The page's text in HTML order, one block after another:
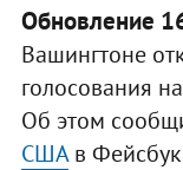
Обновление
Вашингтоне
голосования
Об этом
СШАв